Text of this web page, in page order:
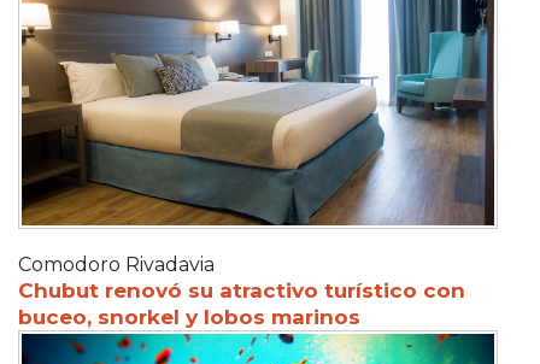
Comodoro Rivadavia
Chubut renovó su atractivo turístico con
buceo, snorkel y lobos marinos